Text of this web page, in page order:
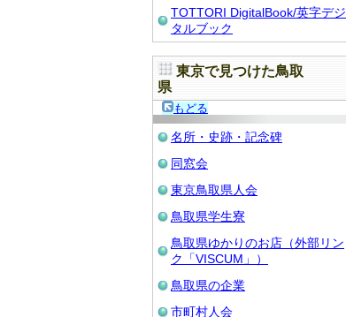
TOTTORI DigitalBook/英字デジ
タルブック
東京で見つけた鳥取
県
もどる
名所・史跡・記念碑
同窓会
東京鳥取県人会
鳥取県学生寮
鳥取県ゆかりのお店（外部リン
ク「VISCUM」）
鳥取県の企業
市町村人会